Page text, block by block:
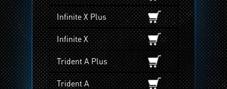
Infinite X Plus
Infinite X
Trident A Plus
Trident A